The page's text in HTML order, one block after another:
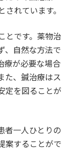
れています。
とです。薬物治
、自然な方法で
療が必要な場合
た、鍼治療はス
定を図ることが
者一人ひとりの
案することがで